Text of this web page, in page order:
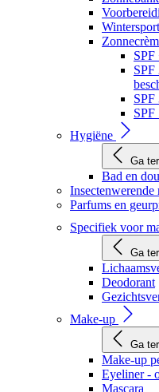
SPF
SPF
SPF
Hygiëne
Ga
Bad en
Insectenwerende
Parfums en
Specifiek voor
Ga
Deodorant
Make-up
Ga
Make-up
Eyeliner -
Mascara